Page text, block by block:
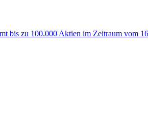
bis zu 100.000 Aktien im Zeitraum vom